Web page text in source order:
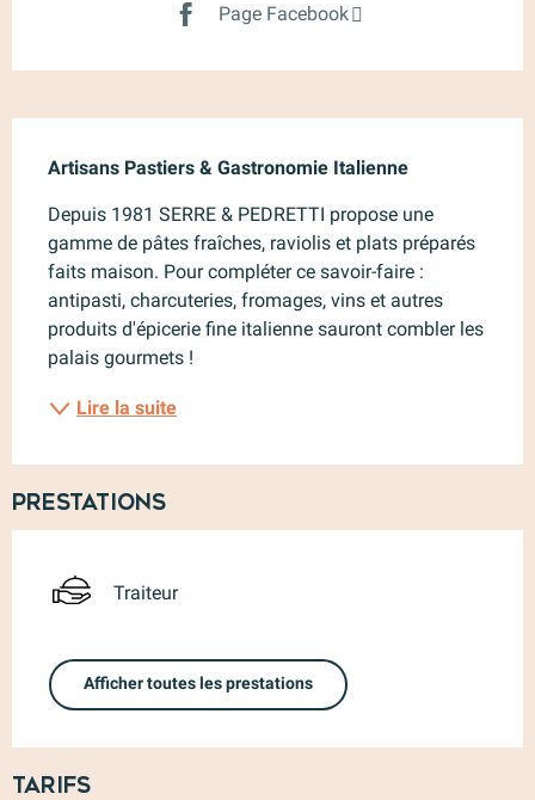
Page Facebook
Artisans Pastiers & Gastronomie Italienne
Depuis 1981 SERRE & PEDRETTI propose une
gamme de pâtes fraîches, raviolis et plats préparés
faits maison. Pour compléter ce savoir-faire :
antipasti, charcuteries, fromages, vins et autres
produits d'épicerie fine italienne sauront combler les
palais gourmets !
Lire la suite
Prestations
Traiteur
Afficher toutes les prestations
Tarifs